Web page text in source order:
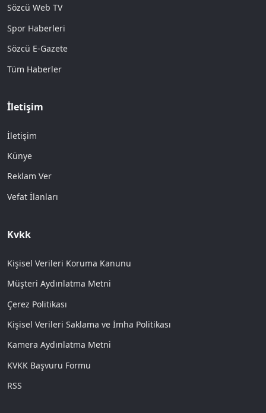
Sözcü Web TV
Spor Haberleri
Sözcü E-Gazete
Tüm Haberler
İletişim
İletişim
Künye
Reklam Ver
Vefat İlanları
Kvkk
Kişisel Verileri Koruma Kanunu
Müşteri Aydınlatma Metni
Çerez Politikası
Kişisel Verileri Saklama ve İmha Politikası
Kamera Aydınlatma Metni
KVKK Başvuru Formu
RSS